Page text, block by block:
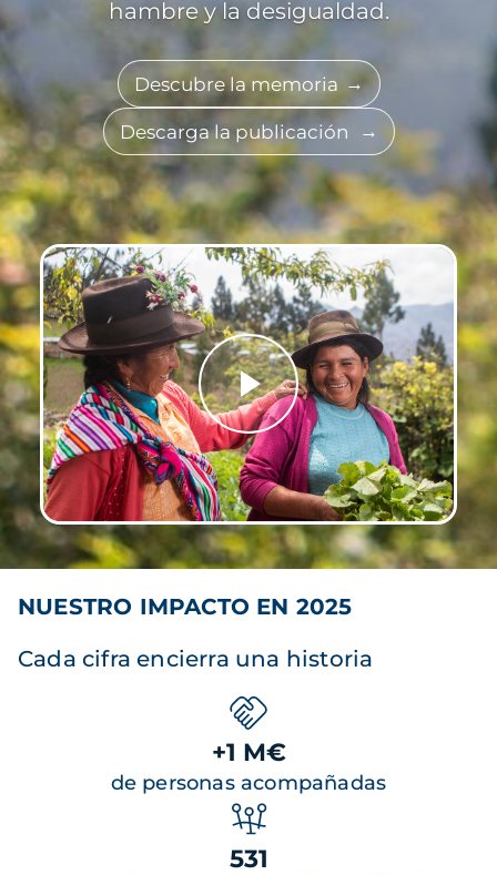
hambre y la desigualdad.
Descubre la memoria
Descarga la publicación
NUESTRO IMPACTO EN 2025
Cada cifra encierra una historia
+1 M€
de personas acompañadas
531